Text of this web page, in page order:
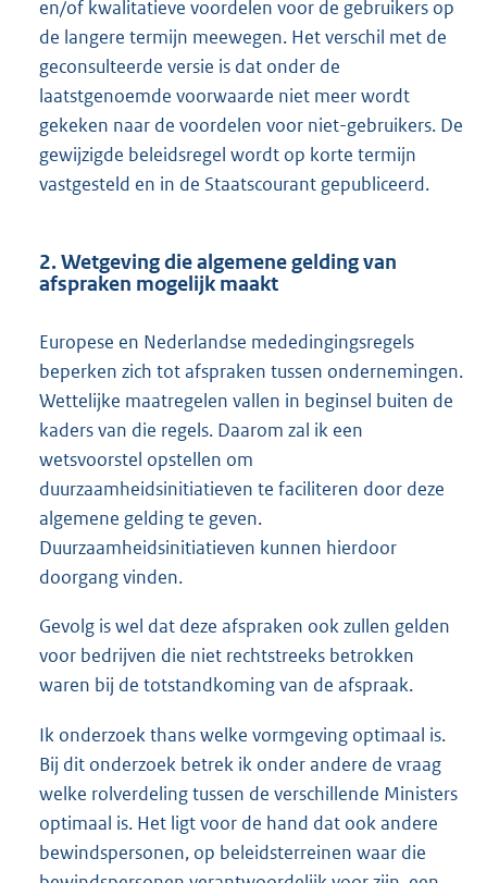
en/of kwalitatieve voordelen voor de gebruikers op
de langere termijn meewegen. Het verschil met de
geconsulteerde versie is dat onder de
laatstgenoemde voorwaarde niet meer wordt
gekeken naar de voordelen voor niet-gebruikers. De
gewijzigde beleidsregel wordt op korte termijn
vastgesteld en in de Staatscourant gepubliceerd.
2. Wetgeving die algemene gelding van
afspraken mogelijk maakt
Europese en Nederlandse mededingingsregels
beperken zich tot afspraken tussen ondernemingen.
Wettelijke maatregelen vallen in beginsel buiten de
kaders van die regels. Daarom zal ik een
wetsvoorstel opstellen om
duurzaamheidsinitiatieven te faciliteren door deze
algemene gelding te geven.
Duurzaamheidsinitiatieven kunnen hierdoor
doorgang vinden.
Gevolg is wel dat deze afspraken ook zullen gelden
voor bedrijven die niet rechtstreeks betrokken
waren bij de totstandkoming van de afspraak.
Ik onderzoek thans welke vormgeving optimaal is.
Bij dit onderzoek betrek ik onder andere de vraag
welke rolverdeling tussen de verschillende Ministers
optimaal is. Het ligt voor de hand dat ook andere
bewindspersonen, op beleidsterreinen waar die